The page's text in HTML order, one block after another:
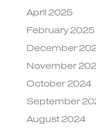
April 2025
February 2025
December
November
October 2024
September
August 2024